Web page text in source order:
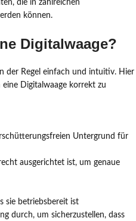
die in zahlreichen
können.
Digitalwaage?
der Regel einfach und intuitiv. Hier
Digitalwaage korrekt zu
Untergrund für
ausgerichtet ist, um genaue
sie betriebsbereit ist
durch, um sicherzustellen, dass